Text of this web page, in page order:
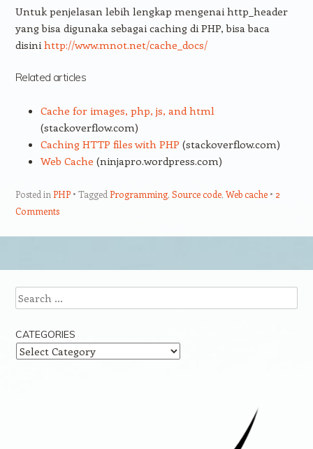
Untuk penjelasan lebih lengkap mengenai http_header
yang bisa digunaka sebagai caching di PHP, bisa baca
disini http://www.mnot.net/cache_docs/
Related articles
Cache for images, php, js, and html
(stackoverflow.com)
Caching HTTP files with PHP (stackoverflow.com)
Web Cache (ninjapro.wordpress.com)
Posted in PHP Tagged Programming, Source code, Web cache
2
Comments
Search
CATEGORIES
Categories